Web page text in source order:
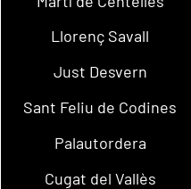
Llorenç Savall
Just Desvern
Sant Feliu de Codines
Palautordera
Cugat del Vallès